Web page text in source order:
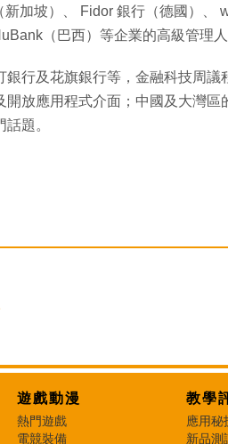
加坡）、 Fidor 銀行（德國）、
（巴西）等企業的高級管理人
行及花旗銀行等，金融科技周議
放應用程式介面；中國及大灣區
題。
遊戲動漫
熱門遊戲
電競裝備
教學
應用秘
新品測